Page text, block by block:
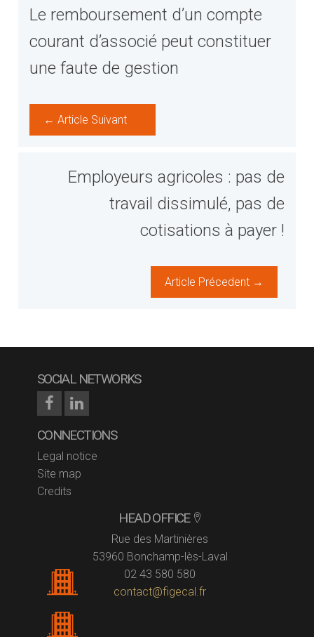
Le remboursement d’un compte
courant d’associé peut constituer
une faute de gestion
← Article Suivant
Employeurs agricoles : pas de
travail dissimulé, pas de
cotisations à payer !
Article Précedent →
SOCIAL NETWORKS
CONNECTIONS
Legal notice
Site map
Credits
HEAD OFFICE
Rue des Martinières
53960 Bonchamp-lès-Laval
02 43 580 580
contact@figecal.fr